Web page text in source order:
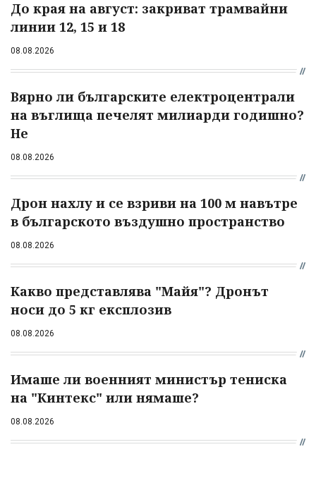
До края на август: закриват трамвайни
линии 12, 15 и 18
08.08.2026
Вярно ли българските електроцентрали
на въглища печелят милиарди годишно?
Не
08.08.2026
Дрон нахлу и се взриви на 100 м навътре
в българското въздушно пространство
08.08.2026
Какво представлява "Майя"? Дронът
носи до 5 кг експлозив
08.08.2026
Имаше ли военният министър тениска
на "Кинтекс" или нямаше?
08.08.2026